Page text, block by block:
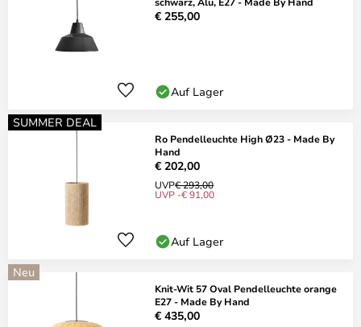
€ 255,00
Auf Lager
SUMMER DEAL
Ro Pendelleuchte High Ø23 - Made By
Hand
€ 202,00
UVP€ 293,00
UVP -€ 91,00
Auf Lager
Neu
Knit-Wit 57 Oval Pendelleuchte orange
E27 - Made By Hand
€ 435,00